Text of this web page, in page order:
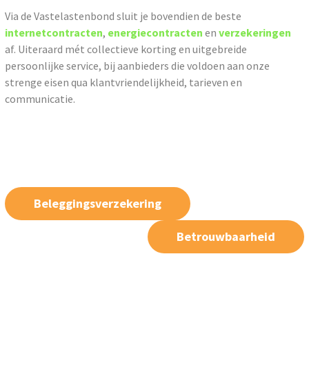
Via de Vastelastenbond sluit je bovendien de beste
internetcontracten, energiecontracten enverzekeringen
af. Uiteraard mét collectieve korting en uitgebreide
persoonlijke service, bij aanbieders die voldoen aan onze
strenge eisen qua klantvriendelijkheid, tarieven en
communicatie.
Beleggingsverzekering
Betrouwbaarheid